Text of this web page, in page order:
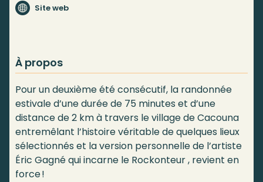
Site web
À propos
Pour un deuxième été consécutif, la randonnée
estivale d’une durée de 75 minutes et d’une
distance de 2 km à travers le village de Cacouna
entremêlant l’histoire véritable de quelques lieux
sélectionnés et la version personnelle de l’artiste
Éric Gagné qui incarne le Rockonteur , revient en
force !